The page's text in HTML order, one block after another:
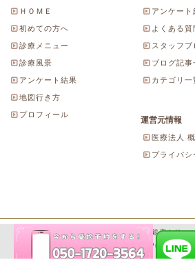
ＨＯＭＥ
初めての方へ
診療メニュー
診療風景
アンケート結果
地図行き方
プロフィール
アンケート
よくある質
スタッフブ
ブログ記事
カテゴリ一
運営元情報
医療法人
プライバシ
Copyright© 2026 にしやま由美東京銀座クリ
Powered by WordPress &